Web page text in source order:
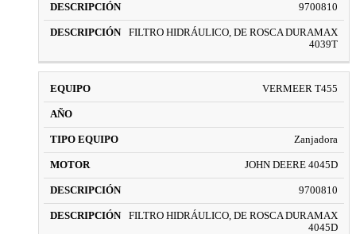
9700810
FILTRO HIDRÁULICO, DE ROSCA DURAMAX
4039T
VERMEER T455
Zanjadora
JOHN DEERE 4045D
9700810
FILTRO HIDRÁULICO, DE ROSCA DURAMAX
4045D